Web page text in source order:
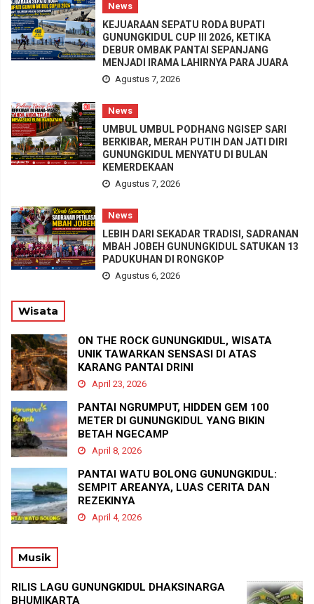
News
KEJUARAAN SEPATU RODA BUPATI
GUNUNGKIDUL CUP III 2026, KETIKA
DEBUR OMBAK PANTAI SEPANJANG
MENJADI IRAMA LAHIRNYA PARA JUARA
Agustus 7, 2026
News
UMBUL UMBUL PODHANG NGISEP SARI
BERKIBAR, MERAH PUTIH DAN JATI DIRI
GUNUNGKIDUL MENYATU DI BULAN
KEMERDEKAAN
Agustus 7, 2026
News
LEBIH DARI SEKADAR TRADISI, SADRANAN
MBAH JOBEH GUNUNGKIDUL SATUKAN 13
PADUKUHAN DI RONGKOP
Agustus 6, 2026
Wisata
ON THE ROCK GUNUNGKIDUL, WISATA
UNIK TAWARKAN SENSASI DI ATAS
KARANG PANTAI DRINI
April 23, 2026
PANTAI NGRUMPUT, HIDDEN GEM 100
METER DI GUNUNGKIDUL YANG BIKIN
BETAH NGECAMP
April 8, 2026
PANTAI WATU BOLONG GUNUNGKIDUL:
SEMPIT AREANYA, LUAS CERITA DAN
REZEKINYA
April 4, 2026
Musik
RILIS LAGU GUNUNGKIDUL DHAKSINARGA
BHUMIKARTA